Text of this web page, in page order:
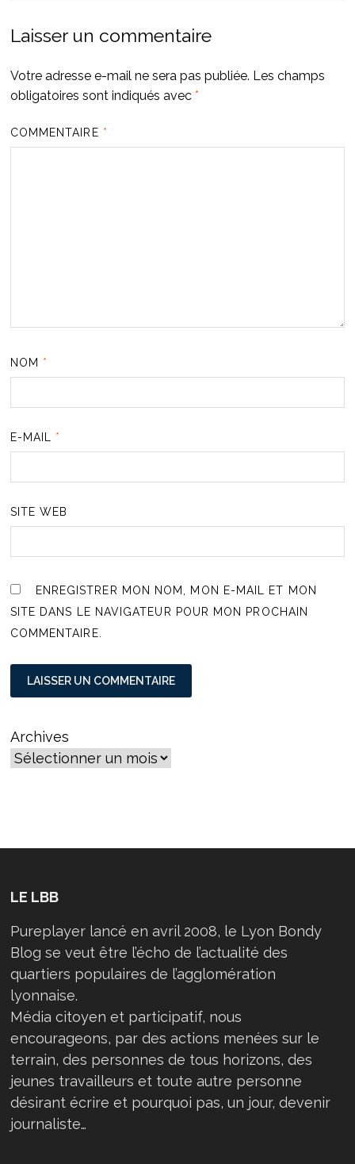
Laisser un commentaire
Votre adresse e-mail ne sera pas publiée. Les champs
obligatoires sont indiqués avec *
COMMENTAIRE *
NOM *
E-MAIL *
SITE WEB
ENREGISTRER MON NOM, MON E-MAIL ET MON
SITE DANS LE NAVIGATEUR POUR MON PROCHAIN
COMMENTAIRE.
Archives
LE LBB
Pureplayer lancé en avril 2008, le Lyon Bondy
Blog se veut être l’écho de l’actualité des
quartiers populaires de l’agglomération
lyonnaise.
Média citoyen et participatif, nous
encourageons, par des actions menées sur le
terrain, des personnes de tous horizons, des
jeunes travailleurs et toute autre personne
désirant écrire et pourquoi pas, un jour, devenir
journaliste…